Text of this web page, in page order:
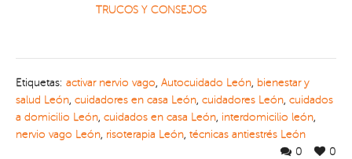
TRUCOS Y CONSEJOS
Etiquetas: activar nervio vago, Autocuidado León, bienestar y
salud León, cuidadores en casa León, cuidadores León, cuidados
a domicilio León, cuidados en casa León, interdomicilio león,
nervio vago León, risoterapia León, técnicas antiestrés León
0
0